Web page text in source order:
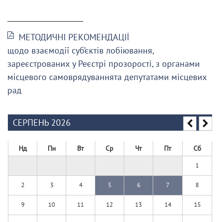
МЕТОДИЧНІ РЕКОМЕНДАЦІЇ
щодо взаємодії суб’єктів лобіювання,
зареєстрованих у Реєстрі прозорості, з органами
місцевого самоврядуваннята депутатами місцевих
рад
СЕРПЕНЬ 2026
Нд Пн Вт Ср Чт Пт Сб
1
2 3 4 5 6 7 8
9 10 11 12 13 14 15